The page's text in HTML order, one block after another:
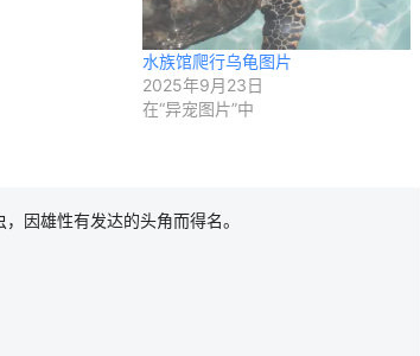
水族馆爬行乌龟图片
2025年9月23日
在“异宠图片”中
因雄性有发达的头角而得名。